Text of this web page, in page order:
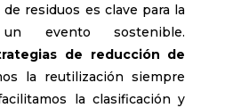
residuos es clave para la
evento sostenible.
de reducción de
la reutilización siempre
la clasificación y